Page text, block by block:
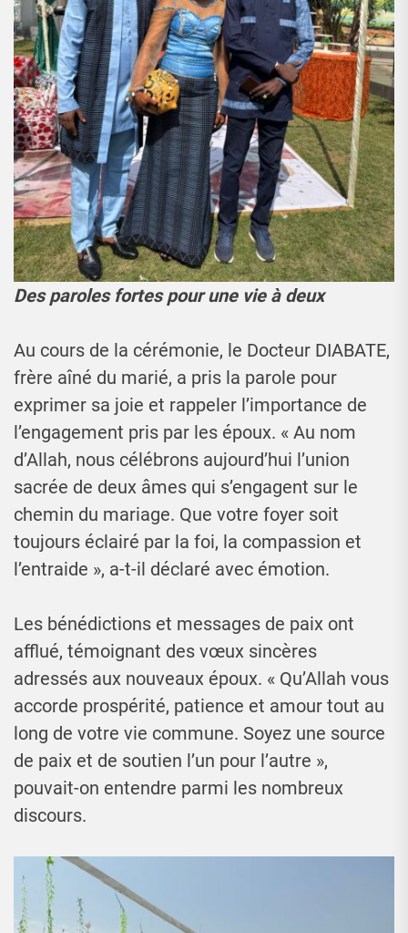
Des paroles fortes pour une vie à deux
Au cours de la cérémonie, le Docteur DIABATE,
frère aîné du marié, a pris la parole pour
exprimer sa joie et rappeler l’importance de
l’engagement pris par les époux. « Au nom
d’Allah, nous célébrons aujourd’hui l’union
sacrée de deux âmes qui s’engagent sur le
chemin du mariage. Que votre foyer soit
toujours éclairé par la foi, la compassion et
l’entraide », a-t-il déclaré avec émotion.
Les bénédictions et messages de paix ont
afflué, témoignant des vœux sincères
adressés aux nouveaux époux. « Qu’Allah vous
accorde prospérité, patience et amour tout au
long de votre vie commune. Soyez une source
de paix et de soutien l’un pour l’autre »,
pouvait-on entendre parmi les nombreux
discours.